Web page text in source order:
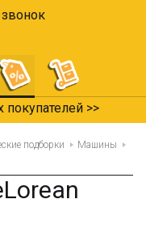
>>
подборки
Машины